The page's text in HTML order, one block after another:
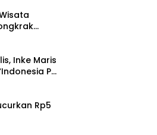
Pasar
Inke Maris
PR
Rp5